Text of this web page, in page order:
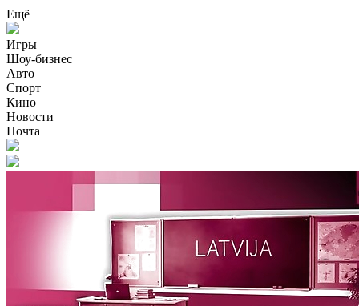
Ещё
Игры
Шоу-бизнес
Авто
Спорт
Кино
Новости
Почта